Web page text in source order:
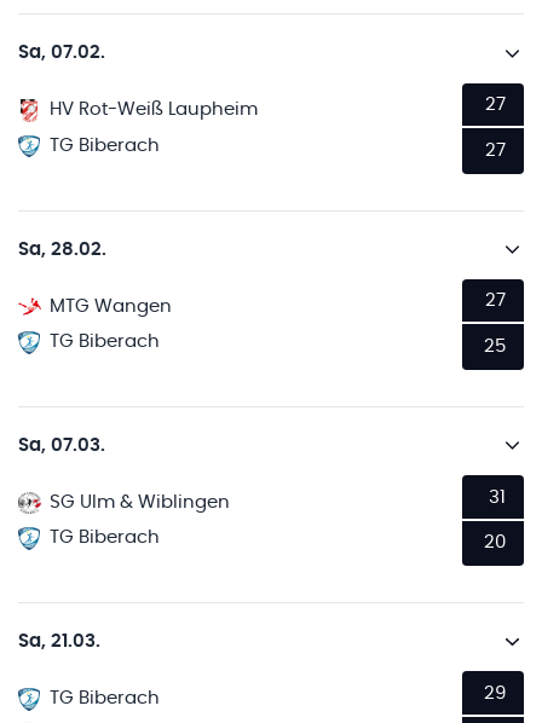
Sa, 07.02.
HV Rot-Weiß Laupheim
TG Biberach
27
27
Sa, 28.02.
MTG Wangen
TG Biberach
27
25
Sa, 07.03.
SG Ulm & Wiblingen
TG Biberach
31
20
Sa, 21.03.
TG Biberach
29